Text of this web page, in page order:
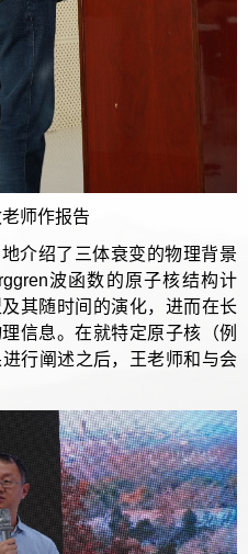
师作报告
介绍了三体衰变的物理背景
波函数的原子核结构计
其随时间的演化，进而在长
信息。在就特定原子核（例
行阐述之后，王老师和与会